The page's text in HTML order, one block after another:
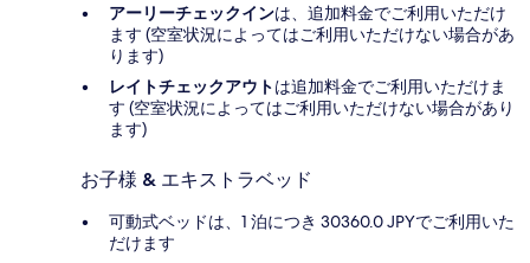
アーリーチェックインは、追加料金でご利用いただけ
ます (空室状況によってはご利用いただけない場合があ
ります)
レイトチェックアウトは追加料金でご利用いただけま
す (空室状況によってはご利用いただけない場合があり
ます)
お子様 & エキストラベッド
可動式ベッドは、1 泊につき 30360.0 JPYでご利用いた
だけます